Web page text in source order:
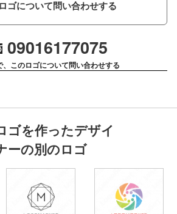
ゴについて問い合わせする
09016177075
、このロゴについて問い合わせする
ゴを作ったデザイ
ーの別のロゴ